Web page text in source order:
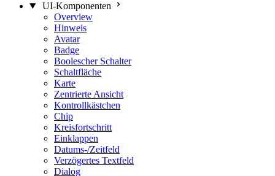
UI-Komponenten
Overview
Hinweis
Avatar
Badge
Boolescher Schalter
Schaltfläche
Karte
Zentrierte Ansicht
Kontrollkästchen
Chip
Kreisfortschritt
Einklappen
Datums-/Zeitfeld
Verzögertes Textfeld
Dialog